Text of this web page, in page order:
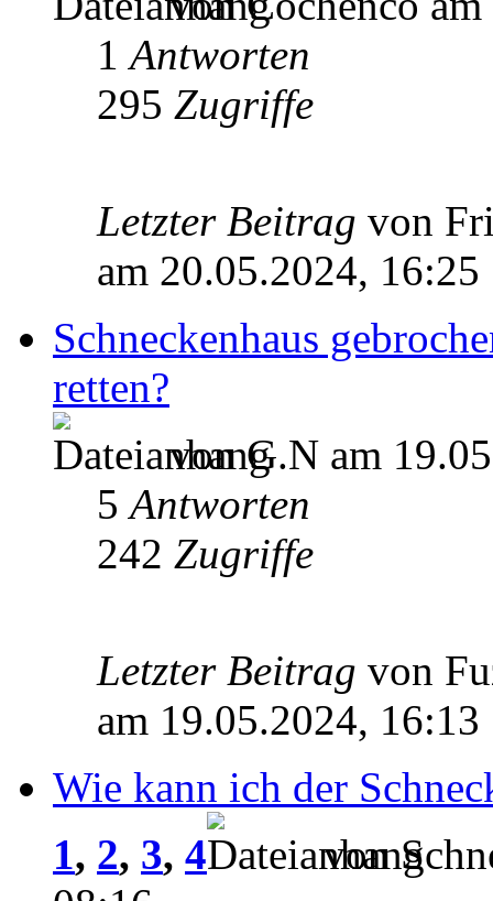
1Antworten
295 Zugriffe
Letzter Beitrag von
am 20.05.2024, 16:25
Schneckenhaus
retten?
von G.N am
5Antworten
242 Zugriffe
Letzter Beitrag von
am 19.05.2024, 16:13
Wie kann ich der
1, 2, 3, 4
von